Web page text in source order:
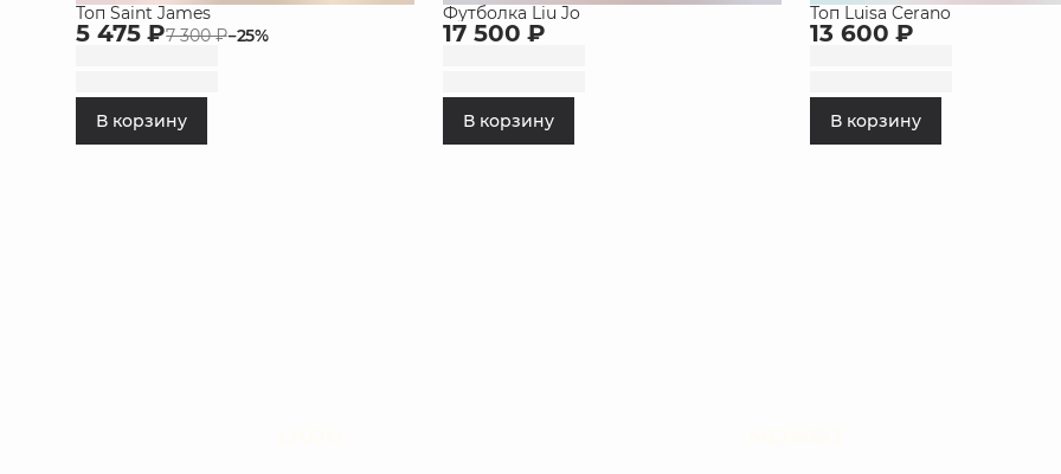
Топ Saint James
5 475 ₽7 300 ₽−25%
В корзину
Футболка Liu Jo
17 500 ₽
В корзину
Топ Luisa Cerano
13 600 ₽
В корзину